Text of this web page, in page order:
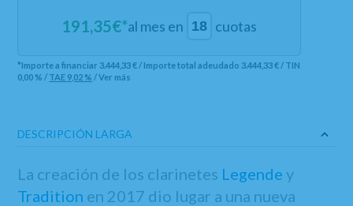
191,35€*al mes en cuotas
*Importe a financiar 3.444,33 €/ Importe total adeudado 3.444,33 €/ TIN
0,00 % / TAE 9,02 % /Ver más
DESCRIPCIÓN LARGA
La creación de los clarinetes Legende y
Tradition en 2017 dio lugar a una nueva